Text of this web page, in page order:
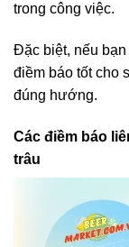
trong công việc.
Đặc biệt, nếu
điềm báo tốt cho
đúng hướng.
Các điềm báo
trâu